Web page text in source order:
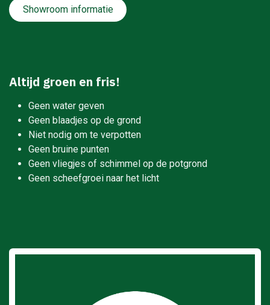
Showroom informatie
Altijd groen en fris!
Geen water geven
Geen blaadjes op de grond
Niet nodig om te verpotten
Geen bruine punten
Geen vliegjes of schimmel op de potgrond
Geen scheefgroei naar het licht